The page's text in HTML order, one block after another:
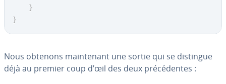
}
}
Nous obtenons main­te­nant une sortie qui se distingue
déjà au premier coup d’œil des deux pré­cé­dentes :